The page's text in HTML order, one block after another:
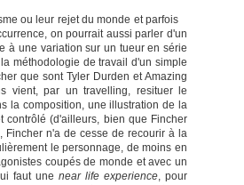
ou leur rejet du monde et parfois
on pourrait aussi parler d'un
à une variation sur un tueur en série
méthodologie de travail d'un simple
que sont Tyler Durden et Amazing
vient, par un travelling, resituer le
la composition, une illustration de la
contrôlé (d'ailleurs, bien que Fincher
Fincher n'a de cesse de recourir à la
le personnage, de moins en
coupés de monde et avec un
faut une near life experience, pour